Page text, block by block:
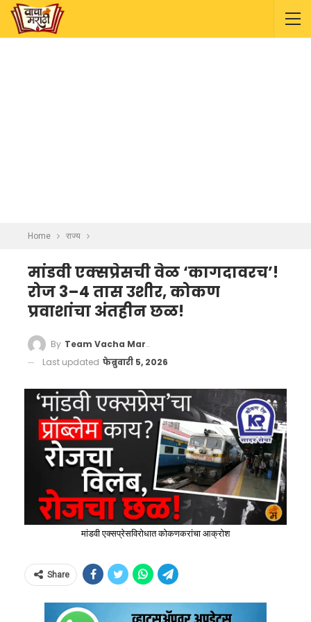
Home राज्य
मांडवी एक्सप्रेसची वेळ ‘कागदावरच’!
रोज 3–4 तास उशीर, कोकण
प्रवाशांचा अंतहीन छळ!
By Team Vacha Marathi
Last updated फेब्रुवारी 5, 2026
मांडवी एक्सप्रेसविरोधात कोकणकरांचा आक्रोश
Share